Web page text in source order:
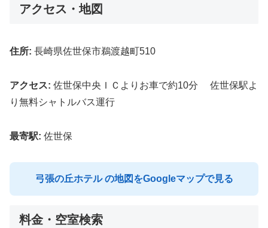
アクセス・地図
住所: 長崎県佐世保市鵜渡越町510
アクセス: 佐世保中央ＩＣよりお車で約10分 佐世保駅よ
り無料シャトルバス運行
最寄駅: 佐世保
弓張の丘ホテル の地図をGoogleマップで見る
料金・空室検索